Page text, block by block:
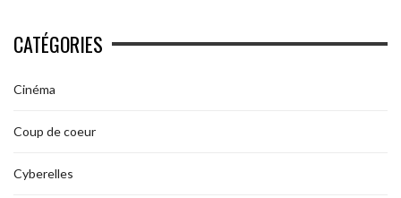
CATÉGORIES
Cinéma
Coup de coeur
Cyberelles